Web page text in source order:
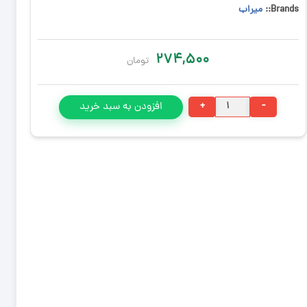
Brands:: میراب
۲۷۴,۵۰۰ تومان
کفشور
۱۵*۱۵
پارکینگی
-
+ افزودن به سبد خرید